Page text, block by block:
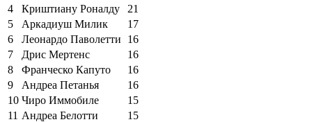
4
Криштиану Роналду
21
5
Аркадиуш Милик
17
6
Леонардо Паволетти
16
7
Дрис Мертенс
16
8
Франческо Капуто
16
9
Андреа Петанья
16
10 Чиро Иммобиле
15
11 Андреа Белотти
15